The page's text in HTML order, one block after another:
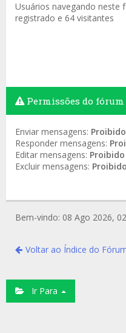
Usuários navegando neste
registrado e 64 visitantes
Permissões do fórum
Enviar mensagens: Proibido
Responder mensagens:
Editar mensagens: Proibido
Excluir mensagens: Proibido
Bem-vindo: 08 Ago 2026,
Voltar ao Índice do
Ir Para